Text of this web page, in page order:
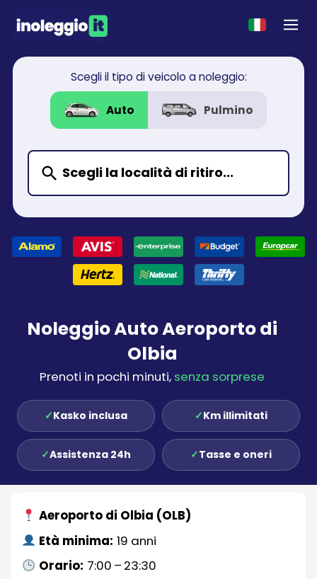
Scegli il tipo di veicolo a noleggio:
Auto Pulmino
Scegli la località di ritiro...
Noleggio Auto Aeroporto di
Olbia
Prenoti in pochi minuti, senza sorprese
✓Kasko inclusa ✓Km illimitati
✓Assistenza 24h ✓Tasse e oneri
Aeroporto di Olbia (OLB)
Età minima: 19 anni
Orario: 7:00 – 23:30